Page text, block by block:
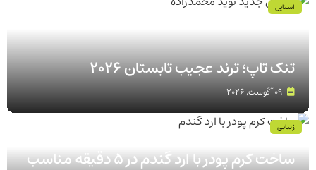
تنک‌ تاپ؛ ترند عجیب تابستان 2026
استایل
ساخت کرم پودر با ارد گندم در ۵ دقیقه مناسب
زیبایی